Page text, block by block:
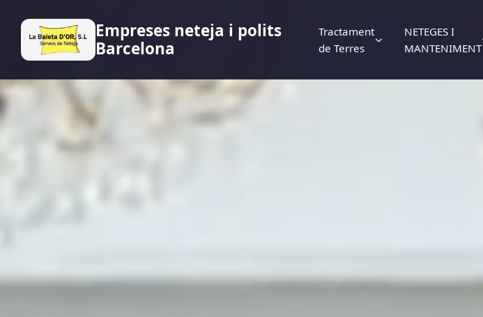
Empreses neteja i polits
Barcelona
Tractament
de Terres
NETEGES I
MANTENIMENT